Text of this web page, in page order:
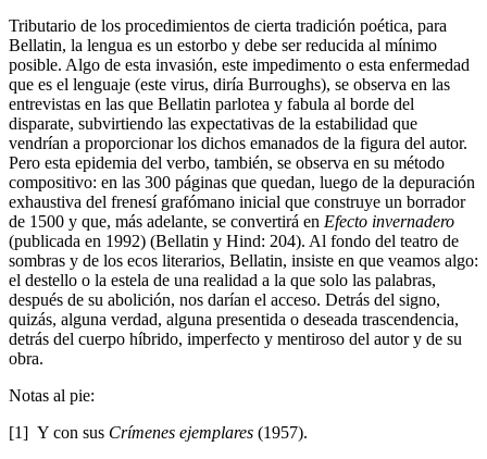
Tributario de los procedimientos de cierta tradición poética, para
Bellatin, la lengua es un estorbo y debe ser reducida al mínimo
posible. Algo de esta invasión, este impedimento o esta enfermedad
que es el lenguaje (este virus, diría Burroughs), se observa en las
entrevistas en las que Bellatin parlotea y fabula al borde del
disparate, subvirtiendo las expectativas de la estabilidad que
vendrían a proporcionar los dichos emanados de la figura del autor.
Pero esta epidemia del verbo, también, se observa en su método
compositivo: en las 300 páginas que quedan, luego de la depuración
exhaustiva del frenesí grafómano inicial que construye un borrador
de 1500 y que, más adelante, se convertirá en Efecto invernadero
(publicada en 1992) (Bellatin y Hind: 204). Al fondo del teatro de
sombras y de los ecos literarios, Bellatin, insiste en que veamos algo:
el destello o la estela de una realidad a la que solo las palabras,
después de su abolición, nos darían el acceso. Detrás del signo,
quizás, alguna verdad, alguna presentida o deseada trascendencia,
detrás del cuerpo híbrido, imperfecto y mentiroso del autor y de su
obra.
Notas al pie:
[1] Y con sus Crímenes ejemplares (1957).